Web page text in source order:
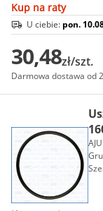
Kup na raty
U ciebie: pon.
30,48zł/szt.
Darmowa dostawa od